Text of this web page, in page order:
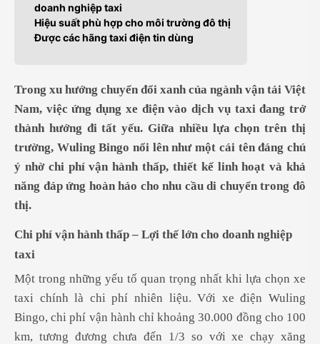
doanh nghiệp taxi
Hiệu suất phù hợp cho môi trường đô thị
Được các hãng taxi điện tin dùng
Trong xu hướng chuyển đổi xanh của ngành vận tải Việt
Nam, việc ứng dụng xe điện vào dịch vụ taxi đang trở
thành hướng đi tất yếu. Giữa nhiều lựa chọn trên thị
trường, Wuling Bingo nổi lên như một cái tên đáng chú
ý nhờ chi phí vận hành thấp, thiết kế linh hoạt và khả
năng đáp ứng hoàn hảo cho nhu cầu di chuyển trong đô
thị.
Chi phí vận hành thấp – Lợi thế lớn cho doanh nghiệp
taxi
Một trong những yếu tố quan trọng nhất khi lựa chọn xe
taxi chính là chi phí nhiên liệu. Với xe điện Wuling
Bingo, chi phí vận hành chỉ khoảng 30.000 đồng cho 100
km, tương đương chưa đến 1/3 so với xe chạy xăng